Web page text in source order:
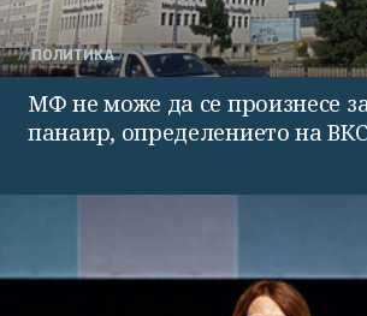
ПОЛИТИКА
МФ не може да се произнесе
панаир, определението на